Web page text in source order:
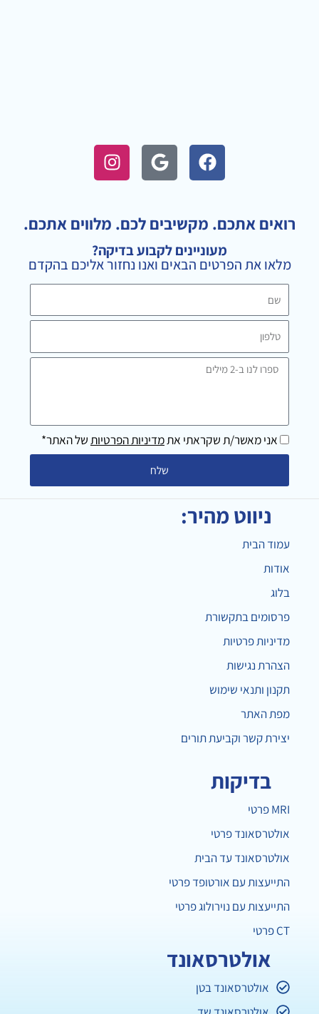
F
a
c
b
o
o
k
G
o
o
l
e
I
n
s
a
g
r
a
רואים אתכם. מקשיבים לכם. מלווים אתכם.
מעוניינים לקבוע בדיקה?
מלאו את הפרטים הבאים ואנו נחזור אליכם בהקדם
טלפון
ספרו
מילים
אני מאשר/ת שקראתי אתמדיניות הפרטיות של האתר*
שלח
ניווט מהיר:
עמוד הבית
אודות
בלוג
פרסומים בתקשורת
מדיניות פרטיות
הצהרת נגישות
תקנון ותנאי שימוש
מפת האתר
יצירת קשר וקביעת תורים
בדיקות
MRI פרטי
אולטרסאונד פרטי
אולטרסאונד עד הבית
התייעצות עם אורטופד פרטי
התייעצות עם נוירולוג פרטי
CT פרטי
אולטרסאונד
אולטרסאונד בטן